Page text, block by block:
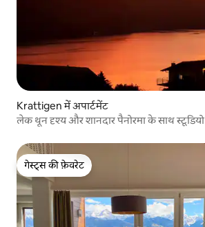
Krattigen में अपार्टमेंट
लेक थून दृश्य और शानदार पैनोरमा के साथ स्टूडियो
गेस्ट्स की फ़ेवरेट
गेस्ट्स की फ़ेवरेट